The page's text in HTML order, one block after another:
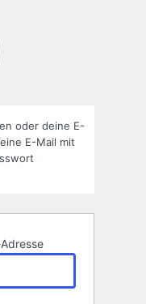
oder deine E-
E-Mail mit